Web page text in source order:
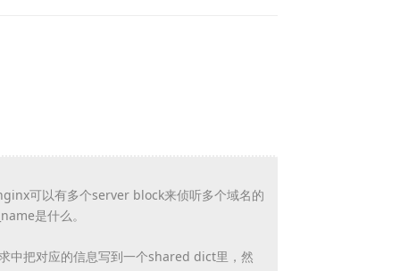
可以有多个server block来侦听多个域名的
是什么。
中把对应的信息写到一个shared dict里，然